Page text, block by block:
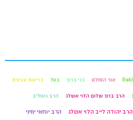
אור הסולם בני ברוך בעל בריאות טבעית
הרב ברוך שלום הלוי אשלג הרב גוטליב
הרב יהודה לייב הלוי אשלג הרב יוחאי ימיני